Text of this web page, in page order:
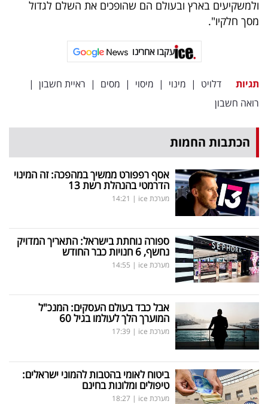
ולמשקיעים בארץ ובעולם הם שהופכים את השלם לגדול
מסך חלקיו".
עקבו אחרינו
תגיות דלויט | מינוי | מיסוי | מסים | ראיית חשבון |
רואה חשבון
הכתבות החמות
אסף רפפורט ממשיך במהפכה: זה המינוי
הדרמטי בהנהלת רשת 13
מערכת ice |
14:21
ספורה נוחתת בישראל: התאריך המדויק
נחשף, 6 חנויות כבר החודש
מערכת ice |
14:55
אבל כבד בעולם העסקים: המנכ"ל
המוערך הלך לעולמו בגיל 60
מערכת ice |
17:39
ביטוח לאומי בהטבות להמוני ישראלים:
טיפולים ומלונות בחינם
מערכת ice |
18:27